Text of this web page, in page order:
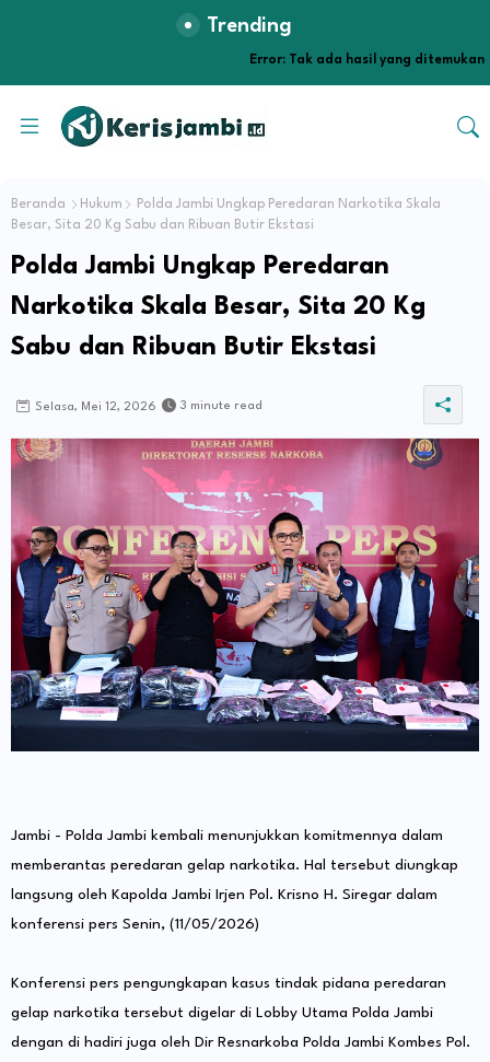
Trending
Error: Tak ada hasil yang ditemukan
Beranda Hukum
Polda Jambi Ungkap Peredaran Narkotika Skala
Besar, Sita 20 Kg Sabu dan Ribuan Butir Ekstasi
Polda Jambi Ungkap Peredaran
Narkotika Skala Besar, Sita 20 Kg
Sabu dan Ribuan Butir Ekstasi
Selasa, Mei 12, 2026 3 minute read
Jambi - Polda Jambi kembali menunjukkan komitmennya dalam
memberantas peredaran gelap narkotika. Hal tersebut diungkap
langsung oleh Kapolda Jambi Irjen Pol. Krisno H. Siregar dalam
konferensi pers Senin, (11/05/2026)
Konferensi pers pengungkapan kasus tindak pidana peredaran
gelap narkotika tersebut digelar di Lobby Utama Polda Jambi
dengan di hadiri juga oleh Dir Resnarkoba Polda Jambi Kombes Pol.